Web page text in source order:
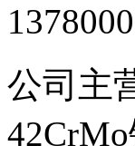
公司主